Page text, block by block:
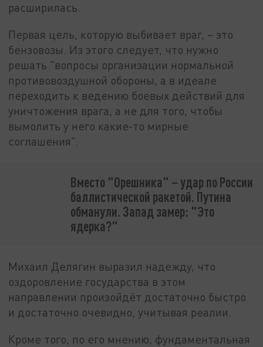
расширилась.
Первая цель, которую выбивает враг, – это
бензовозы. Из этого следует, что нужно
решать "вопросы организации нормальной
противовоздушной обороны, а в идеале
переходить к ведению боевых действий для
уничтожения врага, а не для того, чтобы
вымолить у него какие-то мирные
соглашения".
Вместо "Орешника" – удар по России
баллистической ракетой. Путина
обманули. Запад замер: "Это
ядерка?"
Михаил Делягин выразил надежду, что
оздоровление государства в этом
направлении произойдёт достаточно быстро
и достаточно очевидно, учитывая реалии.
Кроме того, по его мнению, фундаментальная